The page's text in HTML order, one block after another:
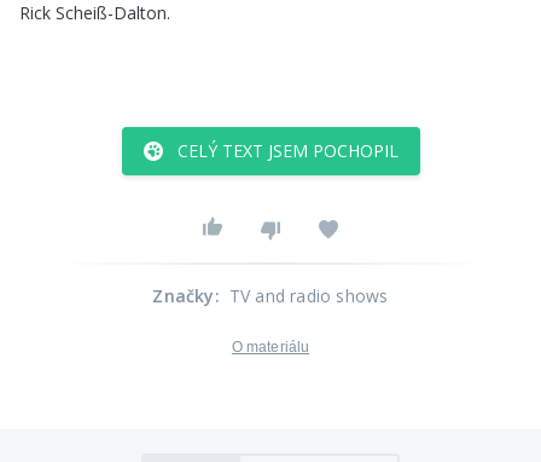
Rick Scheiß-Dalton.
CELÝ TEXT JSEM POCHOPIL
Značky: TV and radio shows
O materiálu